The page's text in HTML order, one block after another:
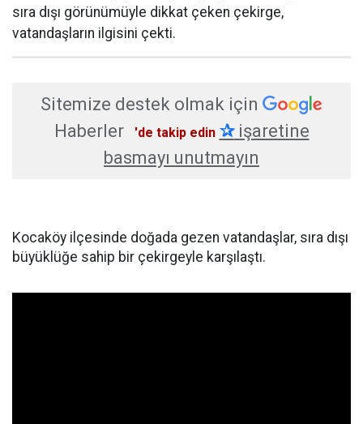
sıra dışı görünümüyle dikkat çeken çekirge,
vatandaşların ilgisini çekti.
Sitemize destek olmak için
Haberler
'de takip edin ✰işaretine
basmayı unutmayın
Kocaköy ilçesinde doğada gezen vatandaşlar, sıra dışı
büyüklüğe sahip bir çekirgeyle karşılaştı.